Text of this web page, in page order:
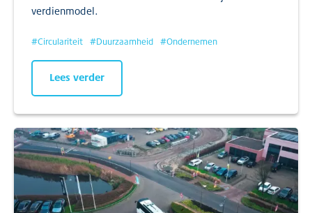
verdienmodel.
#Circulariteit #Duurzaamheid #Ondernemen
Lees verder